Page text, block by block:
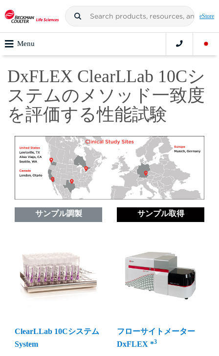
eStore
Menu
‌DxFLEX ClearLLab 10Cシ
ステムのメソッド一致度
を評価する性能試験
サンプル調製
‌ClearLLab 10Cシステム
System
サンプル取得
フローサイトメーター
DxFLEX *3